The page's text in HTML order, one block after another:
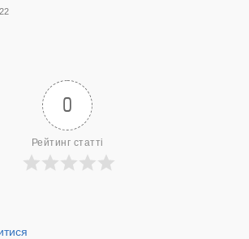
0
Рейтинг статті